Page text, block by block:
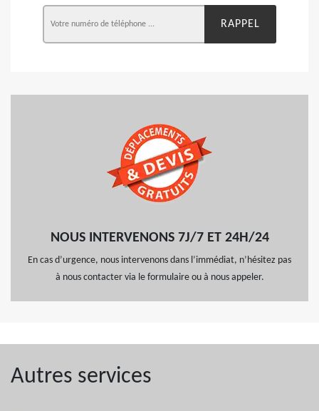
NOUS INTERVENONS 7J/7 ET 24H/24
En cas d’urgence, nous intervenons dans l’immédiat, n’hésitez pas
à nous contacter via le formulaire ou à nous appeler.
Autres services